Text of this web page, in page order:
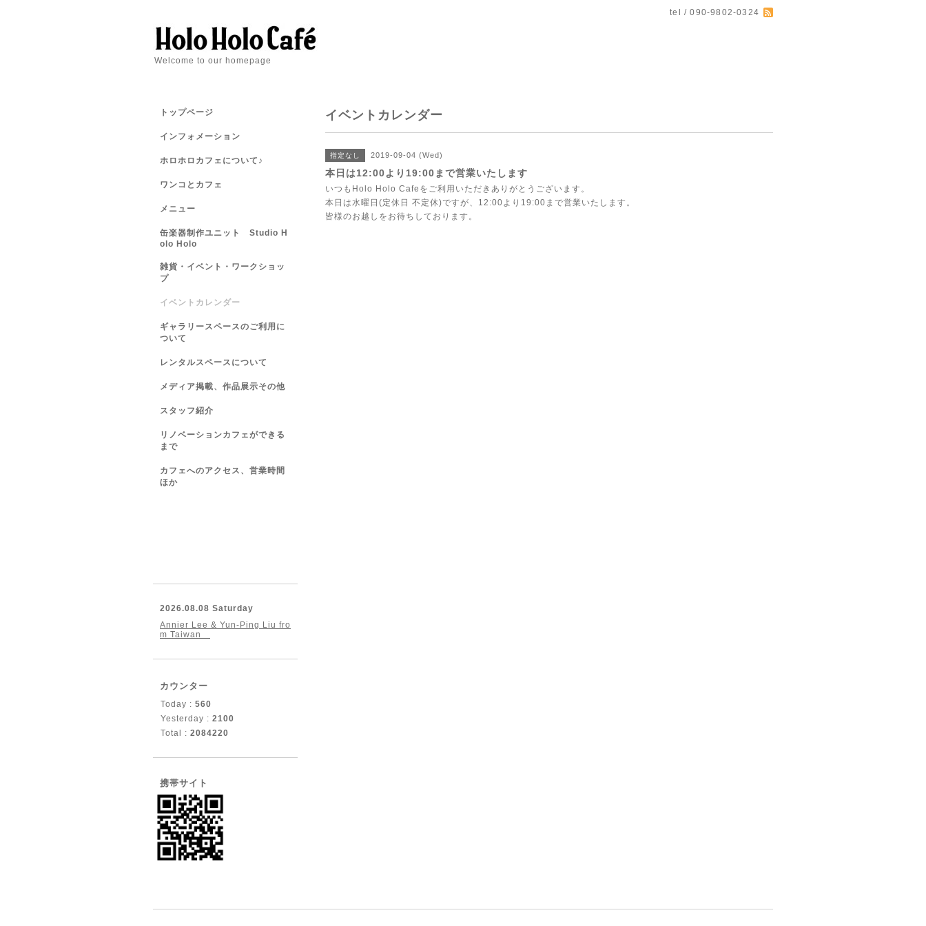
tel / 090-9802-0324
Welcome to our homepage
イベントカレンダー
指定なし 2019-09-04 (Wed)
本日は12:00より19:00まで営業いたします
いつもHolo Holo Cafeをご利用いただきありがとうございます。
本日は水曜日(定休日 不定休)ですが、12:00より19:00まで営業いたします。
皆様のお越しをお待ちしております。
トップページ
インフォメーション
ホロホロカフェについて♪
ワンコとカフェ
メニュー
缶楽器制作ユニット Studio H
olo Holo
雑貨・イベント・ワークショッ
プ
イベントカレンダー
ギャラリースペースのご利用に
ついて
レンタルスペースについて
メディア掲載、作品展示その他
スタッフ紹介
リノベーションカフェができる
まで
カフェへのアクセス、営業時間
ほか
2026.08.08 Saturday
Annier Lee & Yun-Ping Liu fro
m Taiwan
カウンター
Today : 560
Yesterday : 2100
Total : 2084220
携帯サイト